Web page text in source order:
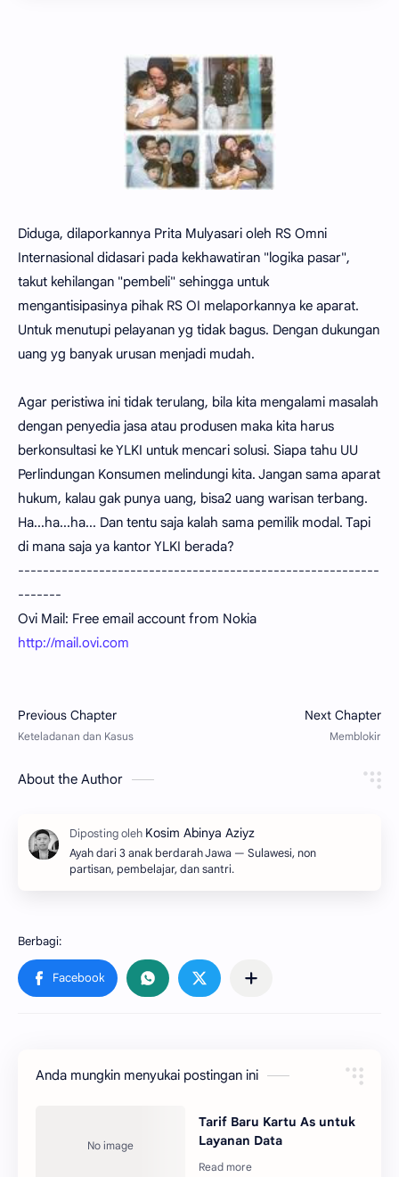
Diduga, dilaporkannya Prita Mulyasari oleh RS Omni
Internasional didasari pada kekhawatiran "logika pasar",
takut kehilangan "pembeli" sehingga untuk
mengantisipasinya pihak RS OI melaporkannya ke aparat.
Untuk menutupi pelayanan yg tidak bagus. Dengan dukungan
uang yg banyak urusan menjadi mudah.
Agar peristiwa ini tidak terulang, bila kita mengalami masalah
dengan penyedia jasa atau produsen maka kita harus
berkonsultasi ke YLKI untuk mencari solusi. Siapa tahu UU
Perlindungan Konsumen melindungi kita. Jangan sama aparat
hukum, kalau gak punya uang, bisa2 uang warisan terbang.
Ha...ha...ha... Dan tentu saja kalah sama pemilik modal. Tapi
di mana saja ya kantor YLKI berada?
----------------------------------------------------------
-------
Ovi Mail: Free email account from Nokia
http://mail.ovi.com
About the Author
Ayah dari 3 anak berdarah Jawa — Sulawesi, non
partisan, pembelajar, dan santri.
Anda mungkin menyukai postingan ini
Tarif Baru Kartu As untuk
Layanan Data